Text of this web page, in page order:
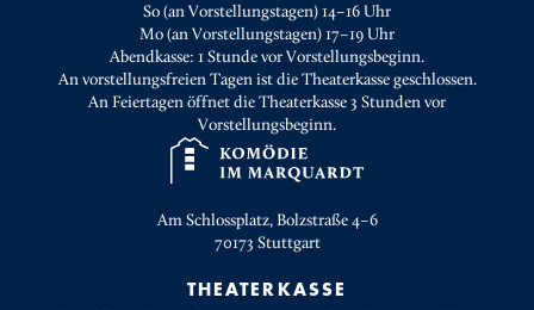
So (an Vorstellungstagen) 14–16 Uhr
Mo (an Vorstellungstagen) 17–19 Uhr
Abendkasse: 1 Stunde vor Vorstellungsbeginn.
An vorstellungsfreien Tagen ist die Theaterkasse geschlossen.
An Feiertagen öffnet die Theaterkasse 3 Stunden vor
Vorstellungsbeginn.
Am Schlossplatz, Bolzstraße 4–6
70173 Stuttgart
THEATERKASSE